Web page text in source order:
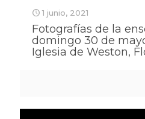
1 junio, 2021
Fotografías de la
domingo 30 de
Iglesia de Weston,